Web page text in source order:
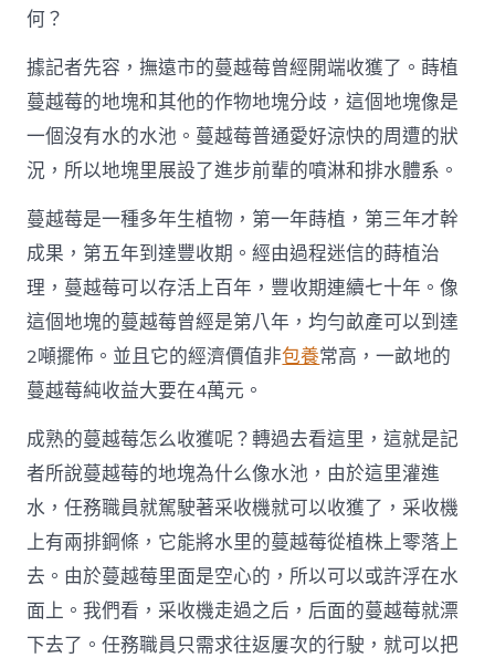
迎
來
采
收
季
產
銷
兩
查
包
養
網
旺
“串”
起
致
富
路
_
中
國
網〉
中
何？
據記者先容，撫遠市的蔓越莓曾經開端收獲了。蒔植
蔓越莓的地塊和其他的作物地塊分歧，這個地塊像是
一個沒有水的水池。蔓越莓普通愛好涼快的周遭的狀
況，所以地塊里展設了進步前輩的噴淋和排水體系。
蔓越莓是一種多年生植物，第一年蒔植，第三年才幹
成果，第五年到達豐收期。經由過程迷信的蒔植治
理，蔓越莓可以存活上百年，豐收期連續七十年。像
這個地塊的蔓越莓曾經是第八年，均勻畝產可以到達
2噸擺佈。並且它的經濟價值非包養常高，一畝地的
蔓越莓純收益大要在4萬元。
成熟的蔓越莓怎么收獲呢？轉過去看這里，這就是記
者所說蔓越莓的地塊為什么像水池，由於這里灌進
水，任務職員就駕駛著采收機就可以收獲了，采收機
上有兩排鋼條，它能將水里的蔓越莓從植株上零落上
去。由於蔓越莓里面是空心的，所以可以或許浮在水
面上。我們看，采收機走過之后，后面的蔓越莓就漂
下去了。任務職員只需求往返屢次的行駛，就可以把